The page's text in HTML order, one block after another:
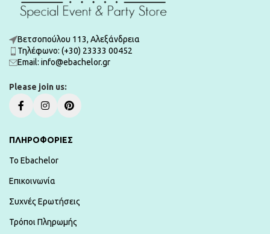
Βετσοπούλου 113, Αλεξάνδρεια
Τηλέφωνο: (+30) 23333 00452
Εmail: info@ebachelor.gr
Please join us:
ΠΛΗΡΟΦΟΡΙΕΣ
To Ebachelor
Επικοινωνία
Συχνές Ερωτήσεις
Τρόποι Πληρωμής